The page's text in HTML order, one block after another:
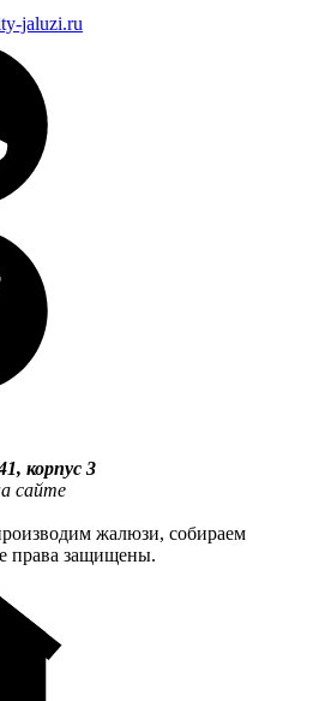
jaluzi.ru
корпус 3
сайте
жалюзи, собираем
права защищены.